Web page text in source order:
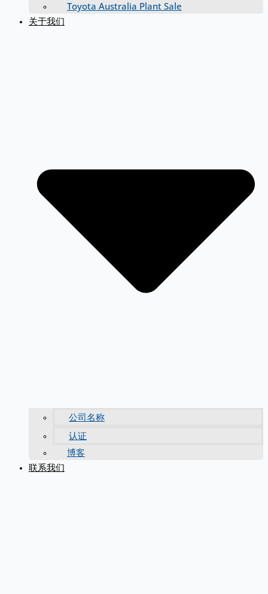
Toyota Australia Plant Sale
关于我们
公司名称
认证
博客
联系我们